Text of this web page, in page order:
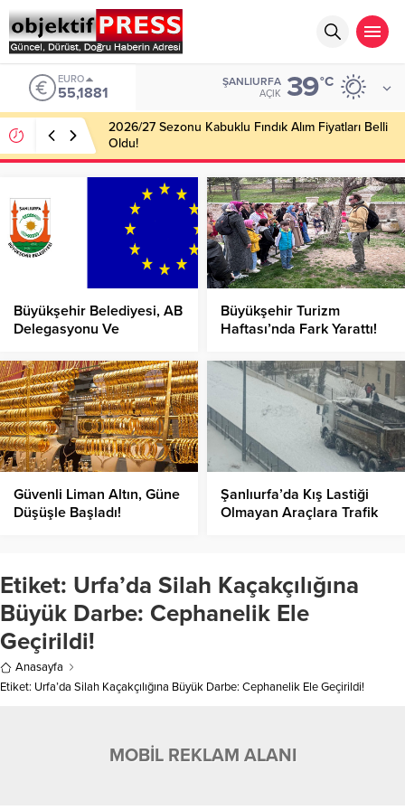
EURO
55,1881
ŞANLIURFA
AÇIK 39°C
2026/27 Sezonu Kabuklu Fındık Alım Fiyatları Belli
Oldu!
Büyükşehir Belediyesi, AB
Delegasyonu Ve
Büyükşehir Turizm
Haftası’nda Fark Yarattı!
Güvenli Liman Altın, Güne
Düşüşle Başladı!
Şanlıurfa’da Kış Lastiği
Olmayan Araçlara Trafik
Etiket: Urfa’da Silah Kaçakçılığına
Büyük Darbe: Cephanelik Ele
Geçirildi!
Anasayfa
Etiket: Urfa’da Silah Kaçakçılığına Büyük Darbe: Cephanelik Ele Geçirildi!
MOBİL REKLAM ALANI